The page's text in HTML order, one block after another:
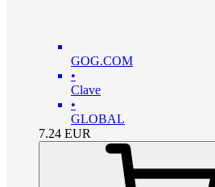
GOG.COM
•
Clave
•
GLOBAL
7.24 EUR